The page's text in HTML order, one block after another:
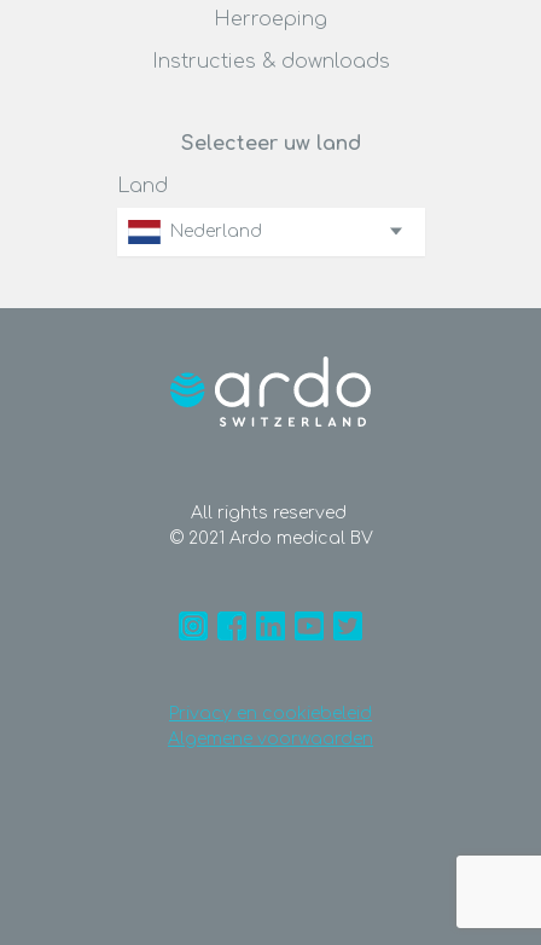
Herroeping
Instructies & downloads
Selecteer uw land
Land
Nederland
All rights reserved
© 2021 Ardo medical BV
Privacy en cookiebeleid
Algemene voorwaarden